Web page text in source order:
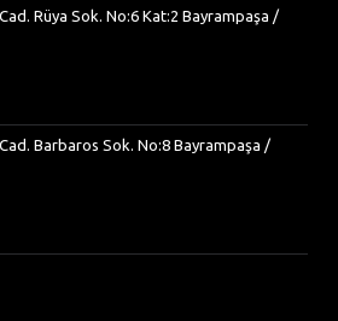
Rüya Sok. No:6 Kat:2 Bayrampaşa /
Barbaros Sok. No:8 Bayrampaşa /